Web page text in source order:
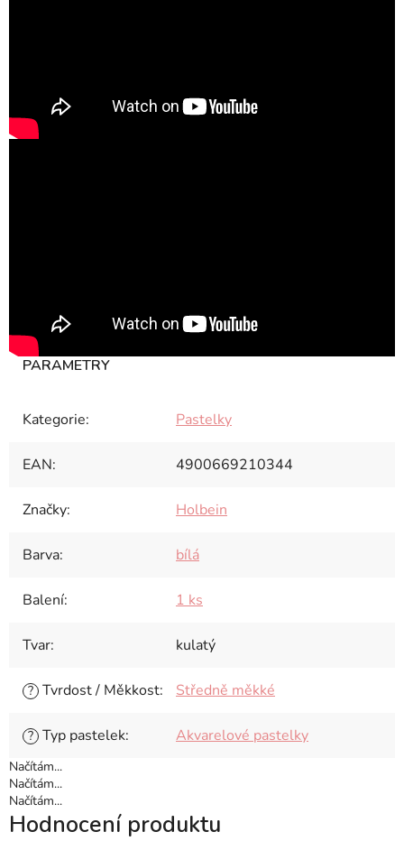
Kategorie: Pastelky
EAN: 4900669210344
Značky: Holbein
Barva: bílá
Balení: 1 ks
Tvar: kulatý
? Tvrdost / Měkkost: Středně měkké
? Typ pastelek: Akvarelové pastelky
Načítám...
Načítám...
Načítám...
Hodnocení produktu